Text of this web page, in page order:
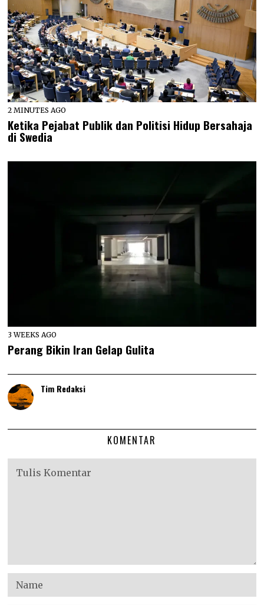
2 MINUTES AGO
Ketika Pejabat Publik dan Politisi Hidup Bersahaja
di Swedia
3 WEEKS AGO
Perang Bikin Iran Gelap Gulita
Tim Redaksi
KOMENTAR